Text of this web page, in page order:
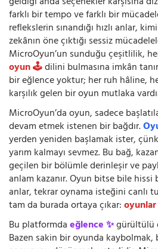
farklı bir tempo ve farklı bir
reflekslerin sınandığı hızlı anlar,
zekânın öne çıktığı sessiz
MicroOyun’un sunduğu çeşitlilik,
oyun 🕹️dilini bulmasına imkân
bir eğlence yoktur; her ruh hâline,
karşılık gelen bir oyun mutlaka
MicroOyun’da oyun, sadece
devam etmek istenen bir bağdır.
yerden yeniden başlamak ister,
yarım kalmayı sevmez. Bu bağ,
geçilen bir bölümle derinleşir ve
anlam kazanır. Oyun bitse bile hissi
anlar, tekrar oynama isteğini canlı
tam da burada ortaya çıkar:oyunlar
Bu platformdaeğlence ✨gürültülü
Bazen sakin bir oyunda